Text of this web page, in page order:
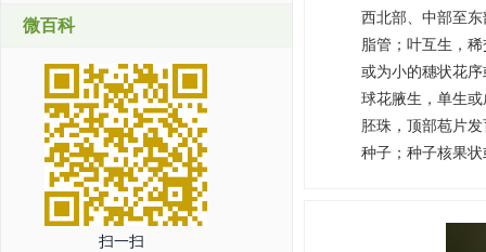
微百科
扫一扫
西北部、中部至
脂管；叶互生，
或为小的穗状花
球花腋生，单生
胚珠，顶部苞片
种子；种子核果状